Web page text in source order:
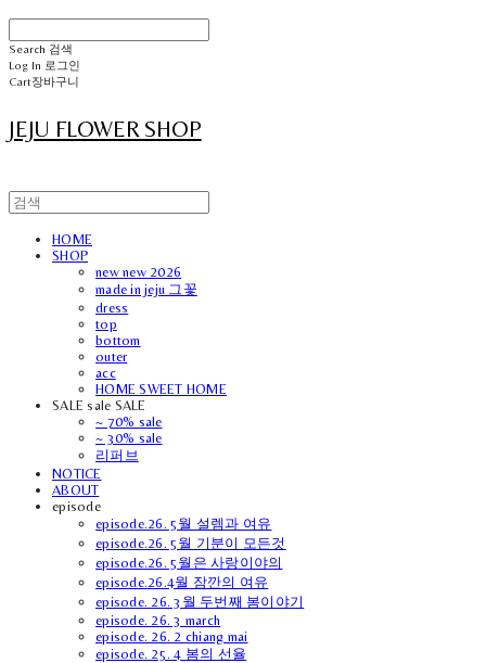
Search 검색
Log In 로그인
Cart장바구니
JEJU FLOWER SHOP
HOME
SHOP
new new 2026
made in jeju 그꽃
dress
top
bottom
outer
acc
HOME SWEET HOME
SALE sale SALE
~ 70% sale
~ 30% sale
리퍼브
NOTICE
ABOUT
episode
episode.26. 5월 설렘과 여유
episode.26. 5월 기분이 모든것
episode.26. 5월은 사랑이야의
episode.26.4월 잠깐의 여유
episode. 26. 3월 두번째 봄이야기
episode. 26. 3 march
episode. 26. 2 chiang mai
episode. 25. 4 봄의 선율